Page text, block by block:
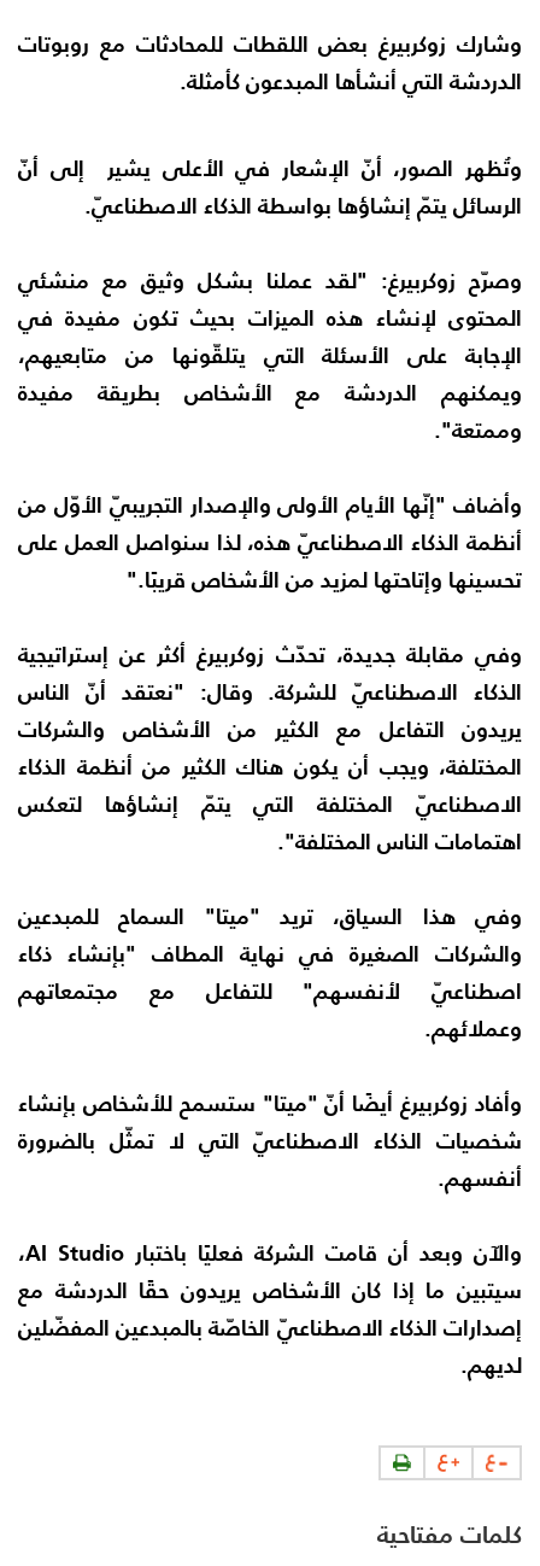
وشارك زوكربيرغ بعض اللقطات للمحادثات مع روبوتات
الدردشة التي أنشأها المبدعون كأمثلة.
وتُظهر الصور، أنّ الإشعار في الأعلى يشير إلى أنّ
الرسائل يتمّ إنشاؤها بواسطة الذكاء الاصطناعيّ.
وصرّح زوكربيرغ: "لقد عملنا بشكل وثيق مع منشئي
المحتوى لإنشاء هذه الميزات بحيث تكون مفيدة في
الإجابة على الأسئلة التي يتلقّونها من متابعيهم،
ويمكنهم الدردشة مع الأشخاص بطريقة مفيدة
وممتعة".
وأضاف "إنّها الأيام الأولى والإصدار التجريبيّ الأوّل من
أنظمة الذكاء الاصطناعيّ هذه، لذا سنواصل العمل على
تحسينها وإتاحتها لمزيد من الأشخاص قريبًا."
وفي مقابلة جديدة، تحدّث زوكربيرغ أكثر عن إستراتيجية
الذكاء الاصطناعيّ للشركة. وقال: "نعتقد أنّ الناس
يريدون التفاعل مع الكثير من الأشخاص والشركات
المختلفة، ويجب أن يكون هناك الكثير من أنظمة الذكاء
الاصطناعيّ المختلفة التي يتمّ إنشاؤها لتعكس
اهتمامات الناس المختلفة".
وفي هذا السياق، تريد "ميتا" السماح للمبدعين
والشركات الصغيرة في نهاية المطاف "بإنشاء ذكاء
اصطناعيّ لأنفسهم" للتفاعل مع مجتمعاتهم
وعملائهم.
وأفاد زوكربيرغ أيضًا أنّ "ميتا" ستسمح للأشخاص بإنشاء
شخصيات الذكاء الاصطناعيّ التي لا تمثّل بالضرورة
أنفسهم.
والآن وبعد أن قامت الشركة فعليًا باختبار AI Studio،
سيتبين ما إذا كان الأشخاص يريدون حقًا الدردشة مع
إصدارات الذكاء الاصطناعيّ الخاصّة بالمبدعين المفضّلين
لديهم.
كلمات مفتاحية